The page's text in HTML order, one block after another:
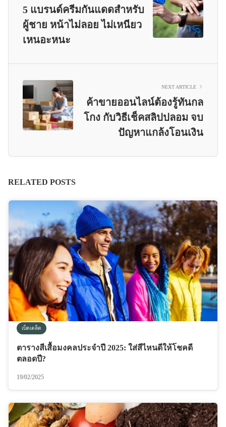
5 แบรนด์ครีมกันแดดสำหรับ
ผู้ชาย หน้าไม่ลอย ไม่เหนียว
เหนอะหนะ
NEXT ARTICLE
ค้าขายออนไลน์ต้องรู้ทันกล
โกง กับวิธีเช็คสลิปปลอม จบ
ปัญหาแกล้งโอนเงิน
RELATED POSTS
เบ็ดเตล็ด
ตารางสีเสื้อมงคลประจำปี 2025: ใส่สีไหนดีให้โชคดี
ตลอดปี?
19/02/2025